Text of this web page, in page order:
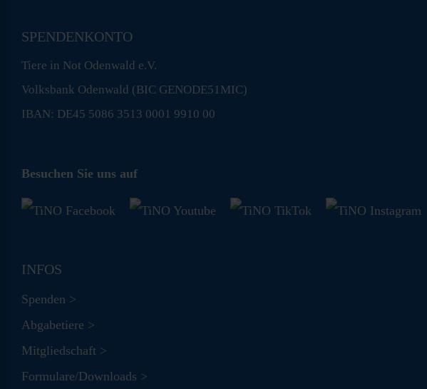
SPENDENKONTO
Tiere in Not Odenwald e.V.
Volksbank Odenwald (BIC GENODE51MIC)
IBAN: DE45 5086 3513 0001 9910 00
Besuchen Sie uns auf
INFOS
Spenden >
Abgabetiere >
Mitgliedschaft >
Formulare/Downloads >